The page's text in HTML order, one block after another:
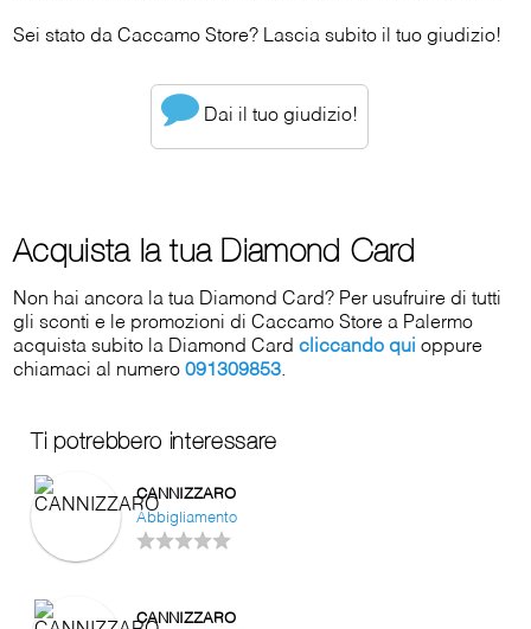
Sei stato da Caccamo Store? Lascia subito il tuo giudizio!
Dai il tuo giudizio!
Acquista la tua Diamond Card
Non hai ancora la tua Diamond Card? Per usufruire di tutti
gli sconti e le promozioni di Caccamo Store a Palermo
acquista subito la Diamond Cardcliccando qui oppure
chiamaci al numero091309853.
Ti potrebbero interessare
CANNIZZARO
Abbigliamento
CANNIZZARO